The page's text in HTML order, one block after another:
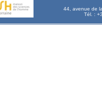
44, avenue de
Tél. :